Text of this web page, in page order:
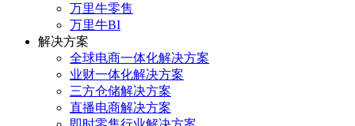
万里牛零售
万里牛BI
解决方案
全球电商一体化解决方案
业财一体化解决方案
三方仓储解决方案
直播电商解决方案